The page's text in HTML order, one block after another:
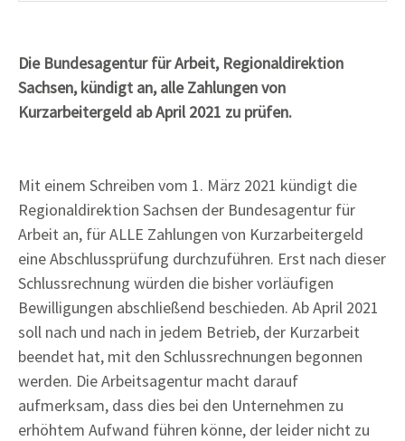
Die Bundesagentur für Arbeit, Regionaldirektion
Sachsen, kündigt an, alle Zahlungen von
Kurzarbeitergeld ab April 2021 zu prüfen.
Mit einem Schreiben vom 1. März 2021 kündigt die
Regionaldirektion Sachsen der Bundesagentur für
Arbeit an, für ALLE Zahlungen von Kurzarbeitergeld
eine Abschlussprüfung durchzuführen. Erst nach dieser
Schlussrechnung würden die bisher vorläufigen
Bewilligungen abschließend beschieden. Ab April 2021
soll nach und nach in jedem Betrieb, der Kurzarbeit
beendet hat, mit den Schlussrechnungen begonnen
werden. Die Arbeitsagentur macht darauf
aufmerksam, dass dies bei den Unternehmen zu
erhöhtem Aufwand führen könne, der leider nicht zu